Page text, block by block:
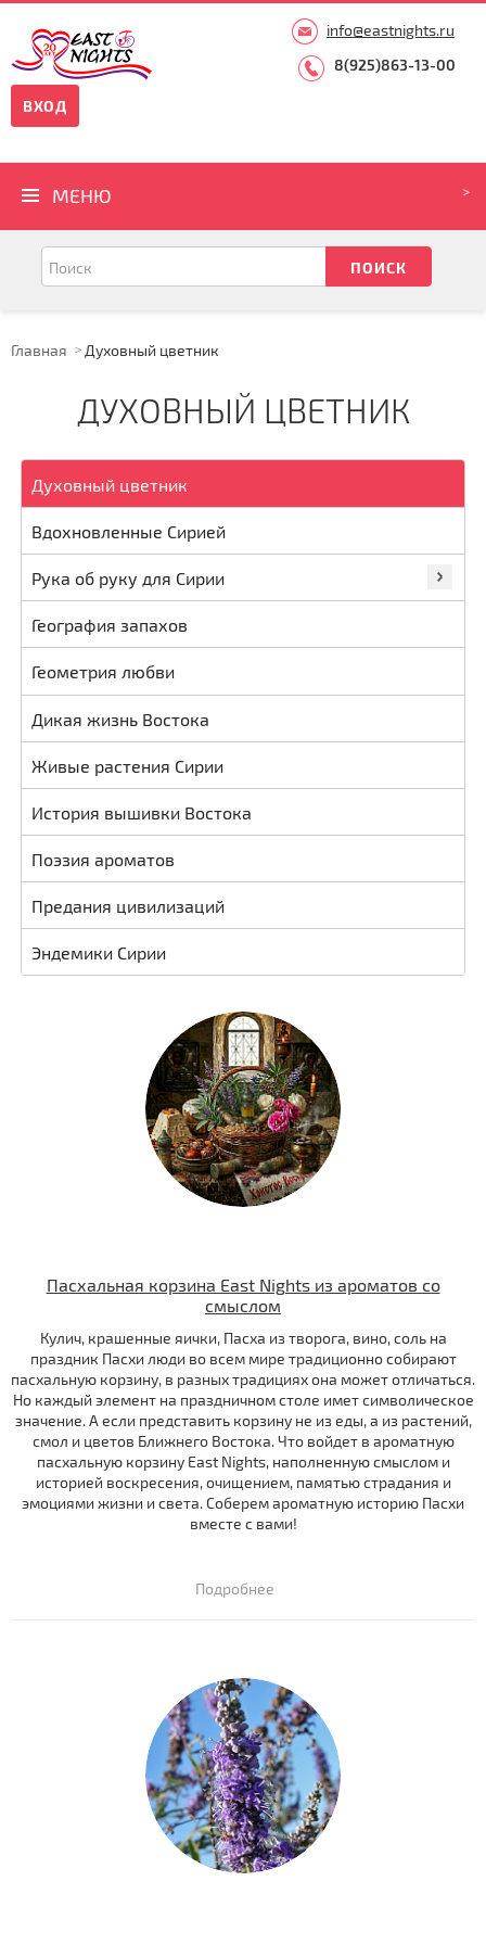
info@eastnights.ru
8(925)863-13-00
ВХОД
МЕНЮ
Главная Духовный цветник
ДУХОВНЫЙ ЦВЕТНИК
Духовный цветник
Вдохновленные Сирией
Рука об руку для Сирии
География запахов
Геометрия любви
Дикая жизнь Востока
Живые растения Сирии
История вышивки Востока
Поэзия ароматов
Предания цивилизаций
Эндемики Сирии
Пасхальная корзина East Nights из ароматов со
смыслом
Кулич, крашенные яички, Пасха из творога, вино, соль на
праздник Пасхи люди во всем мире традиционно собирают
пасхальную корзину, в разных традициях она может отличаться.
Но каждый элемент на праздничном столе имет символическое
значение. А если представить корзину не из еды, а из растений,
смол и цветов Ближнего Востока. Что войдет в ароматную
пасхальную корзину East Nights, наполненную смыслом и
историей воскресения, очищением, памятью страдания и
эмоциями жизни и света. Соберем ароматную историю Пасхи
вместе с вами!
Подробнее